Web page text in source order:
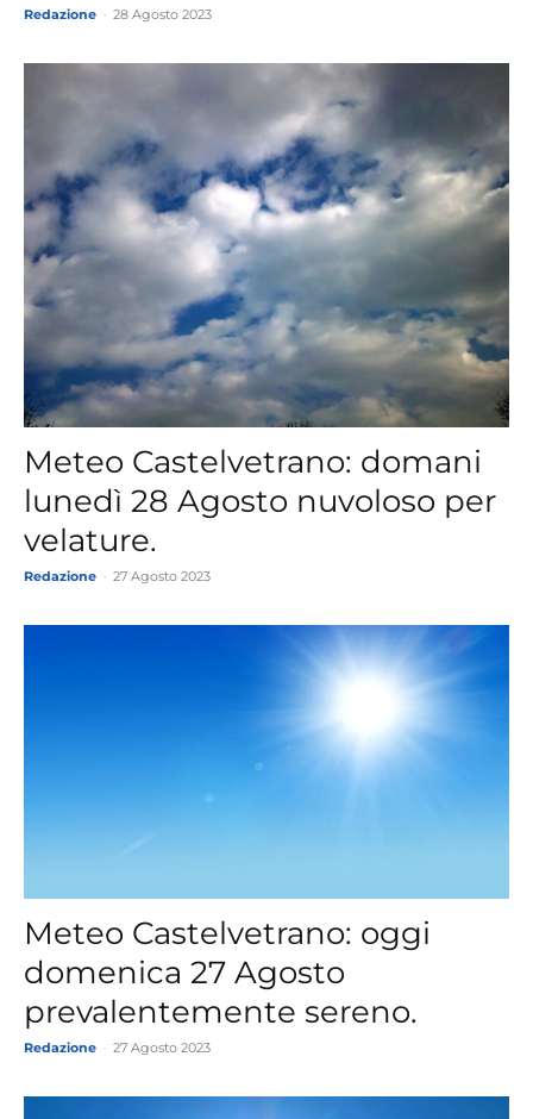
Redazione 28 Agosto 2023
Meteo Castelvetrano: domani
lunedì 28 Agosto nuvoloso per
velature.
Redazione 27 Agosto 2023
Meteo Castelvetrano: oggi
domenica 27 Agosto
prevalentemente sereno.
Redazione 27 Agosto 2023